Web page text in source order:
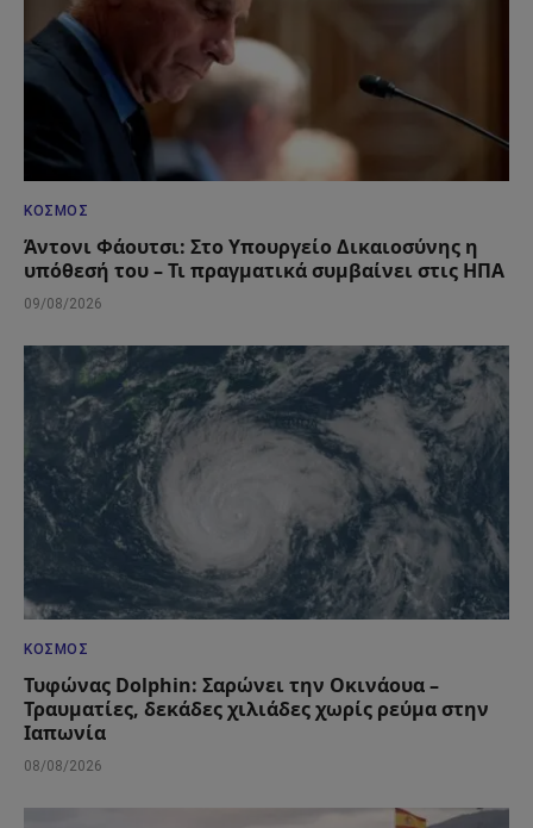
ΚΌΣΜΟΣ
Άντονι Φάουτσι: Στο Υπουργείο Δικαιοσύνης η
υπόθεσή του – Τι πραγματικά συμβαίνει στις ΗΠΑ
09/08/2026
ΚΌΣΜΟΣ
Τυφώνας Dolphin: Σαρώνει την Οκινάουα –
Τραυματίες, δεκάδες χιλιάδες χωρίς ρεύμα στην
Ιαπωνία
08/08/2026